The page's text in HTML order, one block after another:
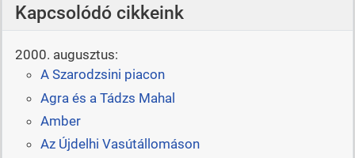
Kapcsolódó cikkeink
2000. augusztus:
A Szarodzsini piacon
Agra és a Tádzs Mahal
Amber
Az Újdelhi Vasútállomáson